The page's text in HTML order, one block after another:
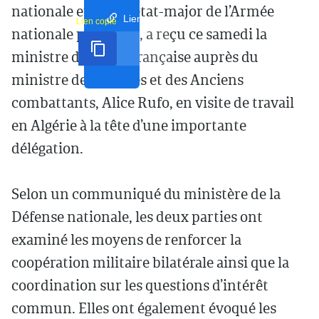
Lien court
Lien copié
nationale et chef d’état-major de l’Armée
nationale populaire, a reçu ce samedi la
ministre déléguée française auprès du
ministre des Armées et des Anciens
combattants, Alice Rufo, en visite de travail
en Algérie à la tête d’une importante
délégation.
Selon un communiqué du ministère de la
Défense nationale, les deux parties ont
examiné les moyens de renforcer la
coopération militaire bilatérale ainsi que la
coordination sur les questions d’intérêt
commun. Elles ont également évoqué les